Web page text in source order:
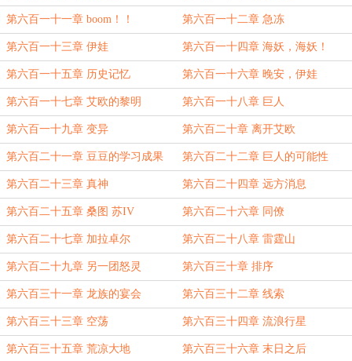
第六百一十一章 boom！！ 第六百一十二章 急冻
第六百一十三章 伊娃 第六百一十四章 海妖，海妖！
第六百一十五章 历史记忆 第六百一十六章 晚安，伊娃
第六百一十七章 艾欧的黎明 第六百一十八章 巨人
第六百一十九章 变异 第六百二十章 离开艾欧
第六百二十一章 豆豆的学习成果 第六百二十二章 巨人的可能性
第六百二十三章 真神 第六百二十四章 远方消息
第六百二十五章 桑图 苏IV 第六百二十六章 同僚
第六百二十七章 加拉卓尔 第六百二十八章 雷霆山
第六百二十九章 另一团怒灵 第六百三十章 排序
第六百三十一章 龙族的宴会 第六百三十二章 线索
第六百三十三章 空荡 第六百三十四章 流浪行星
第六百三十五章 荒凉大地 第六百三十六章 末日之后